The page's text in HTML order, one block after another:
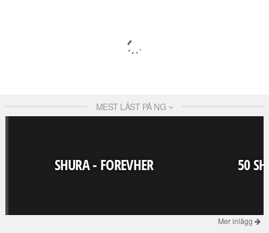
MEST LÄST PÅ NG
SHURA - FOREVHER 50
Mer inlägg